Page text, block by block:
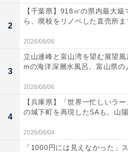
楽天トラベルのスーパー
2
【千葉県】918㎡の県内最大級
ら、廃校をリノベした直売所ま
2026/08/06
3
立山連峰と富山湾を望む展望
mの海洋深層水風呂。富山県の
2026/08/06
4
【兵庫県】「世界一忙しいラ
の城下町を再現したSAも。山
2026/08/04
「1000円には見えなかった」